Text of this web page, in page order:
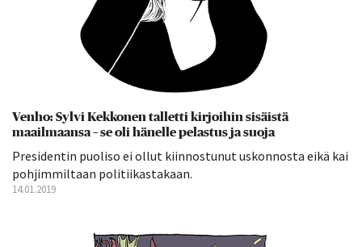
Venho: Sylvi Kekkonen talletti kirjoihin sisäistä
maailmaansa – se oli hänelle pelastus ja suoja
Presidentin puoliso ei ollut kiinnostunut uskonnosta eikä kai
pohjimmiltaan politiikastakaan.
14.01.2019